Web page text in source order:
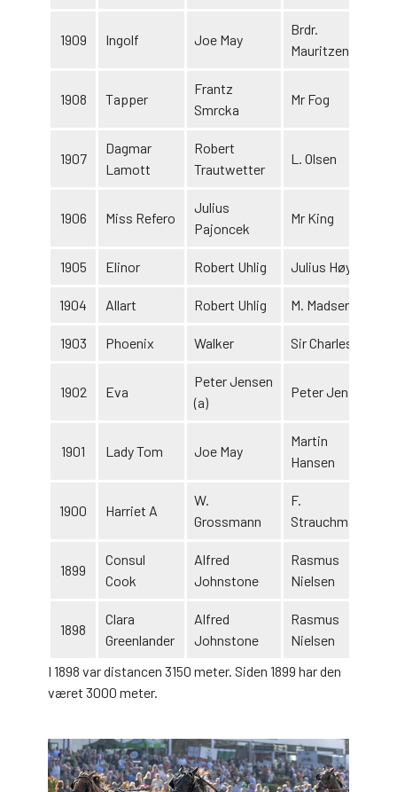
1909 Ingolf Joe May
Brdr.
Mauritzen
1908 Tapper
Frantz
Smrcka
Mr Fog
1907
Dagmar
Lamott
Robert
Trautwetter
L. Olsen
1906 Miss Refero
Julius
Pajoncek
Mr King
1905 Elinor Robert Uhlig Julius Høybye
1904 Allart Robert Uhlig M. Madsen
1903 Phoenix Walker Sir Charles
1902 Eva
Peter Jensen
(a)
Peter Jensen
1901 Lady Tom Joe May
Martin
Hansen
1900 Harriet A
W.
Grossmann
F.
Strauchmann
1899
Consul
Cook
Alfred
Johnstone
Rasmus
Nielsen
1898
Clara
Greenlander
Alfred
Johnstone
Rasmus
Nielsen
I 1898 var distancen 3150 meter. Siden 1899 har den
været 3000 meter.